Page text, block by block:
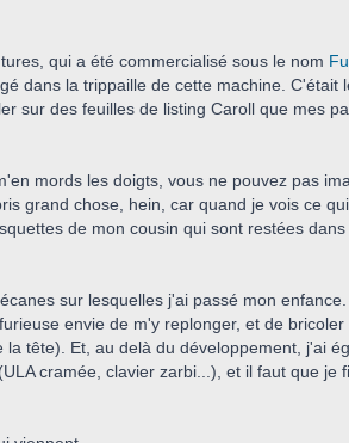
qui a été commercialisé sous le nom
dans la trippaille de cette machine. C'était
sur des feuilles de listing Caroll que mes
mords les doigts, vous ne pouvez pas
grand chose, hein, car quand je vois ce
de mon cousin qui sont restées
sur lesquelles j'ai passé mon
envie de m'y replonger, et de
tête). Et, au delà du développement, j'ai
cramée, clavier zarbi...), et il faut que je